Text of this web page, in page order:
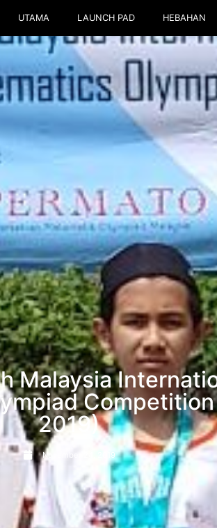
UTAMA LAUNCH PAD HEBAHAN
Malaysia
2019)
November 24, 2019